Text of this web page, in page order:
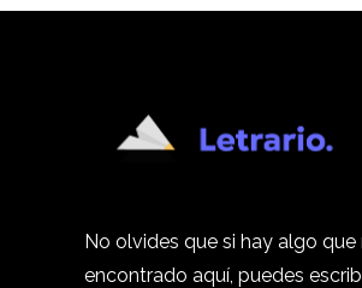
No olvides que si hay algo que
encontrado aquí, puedes